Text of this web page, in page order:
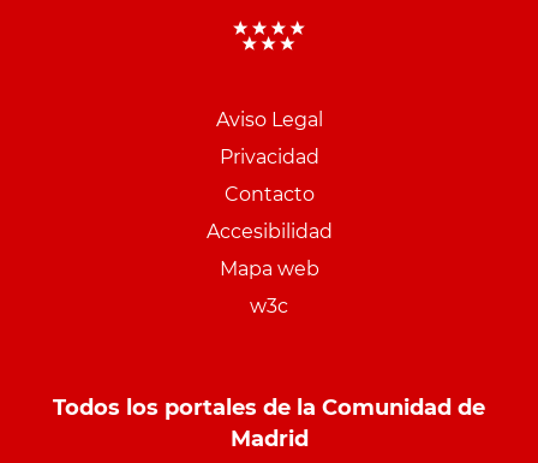
Aviso Legal
Privacidad
Contacto
Accesibilidad
Mapa web
w3c
Todos los portales de la Comunidad de
Madrid